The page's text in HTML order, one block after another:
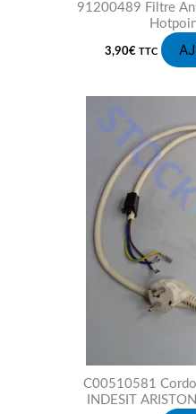
91200489 Filtre
3,90€ TTC
C00510581
INDESIT